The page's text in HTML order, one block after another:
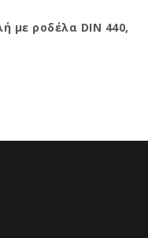
με ροδέλα DIN 440,